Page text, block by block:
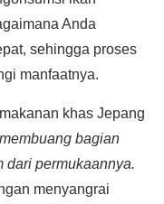
Anda
sehingga proses
manfaatnya.
khas Jepang
bagian
dari permukaannya.
menyangrai